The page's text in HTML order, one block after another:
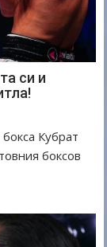
си и
Кубрат
боксов